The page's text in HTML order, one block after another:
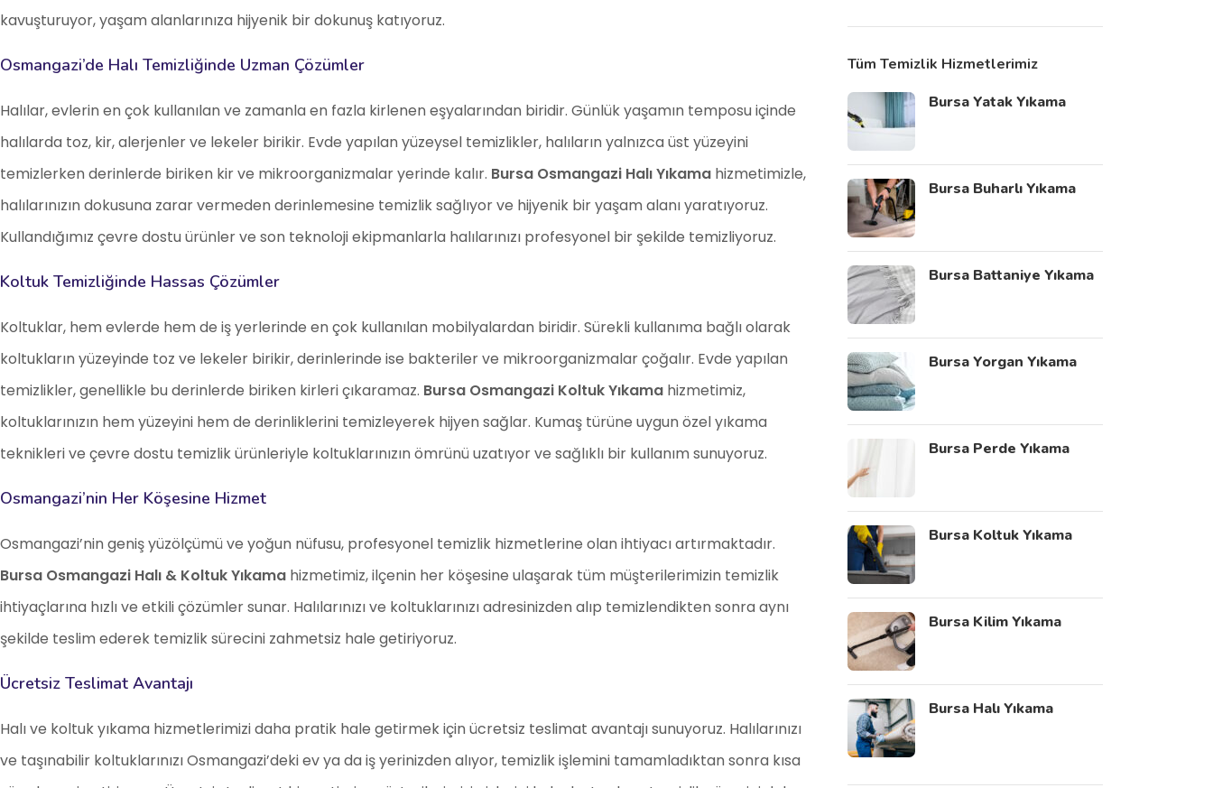
kavuşturuyor, yaşam alanlarınıza hijyenik bir dokunuş katıyoruz.
Osmangazi’de Halı Temizliğinde Uzman Çözümler
Halılar, evlerin en çok kullanılan ve zamanla en fazla kirlenen eşyalarından biridir. Günlük yaşamın temposu içinde
halılarda toz, kir, alerjenler ve lekeler birikir. Evde yapılan yüzeysel temizlikler, halıların yalnızca üst yüzeyini
temizlerken derinlerde biriken kir ve mikroorganizmalar yerinde kalır. Bursa Osmangazi Halı Yıkama hizmetimizle,
halılarınızın dokusuna zarar vermeden derinlemesine temizlik sağlıyor ve hijyenik bir yaşam alanı yaratıyoruz.
Kullandığımız çevre dostu ürünler ve son teknoloji ekipmanlarla halılarınızı profesyonel bir şekilde temizliyoruz.
Koltuk Temizliğinde Hassas Çözümler
Koltuklar, hem evlerde hem de iş yerlerinde en çok kullanılan mobilyalardan biridir. Sürekli kullanıma bağlı olarak
koltukların yüzeyinde toz ve lekeler birikir, derinlerinde ise bakteriler ve mikroorganizmalar çoğalır. Evde yapılan
temizlikler, genellikle bu derinlerde biriken kirleri çıkaramaz. Bursa Osmangazi Koltuk Yıkama hizmetimiz,
koltuklarınızın hem yüzeyini hem de derinliklerini temizleyerek hijyen sağlar. Kumaş türüne uygun özel yıkama
teknikleri ve çevre dostu temizlik ürünleriyle koltuklarınızın ömrünü uzatıyor ve sağlıklı bir kullanım sunuyoruz.
Osmangazi’nin Her Köşesine Hizmet
Osmangazi’nin geniş yüzölçümü ve yoğun nüfusu, profesyonel temizlik hizmetlerine olan ihtiyacı artırmaktadır.
Bursa Osmangazi Halı & Koltuk Yıkama hizmetimiz, ilçenin her köşesine ulaşarak tüm müşterilerimizin temizlik
ihtiyaçlarına hızlı ve etkili çözümler sunar. Halılarınızı ve koltuklarınızı adresinizden alıp temizlendikten sonra aynı
şekilde teslim ederek temizlik sürecini zahmetsiz hale getiriyoruz.
Ücretsiz Teslimat Avantajı
Halı ve koltuk yıkama hizmetlerimizi daha pratik hale getirmek için ücretsiz teslimat avantajı sunuyoruz. Halılarınızı
ve taşınabilir koltuklarınızı Osmangazi’deki ev ya da iş yerinizden alıyor, temizlik işlemini tamamladıktan sonra kısa
Tüm Temizlik Hizmetlerimiz
Bursa Yatak Yıkama
Bursa Buharlı Yıkama
Bursa Battaniye Yıkama
Bursa Yorgan Yıkama
Bursa Perde Yıkama
Bursa Koltuk Yıkama
Bursa Kilim Yıkama
Bursa Halı Yıkama